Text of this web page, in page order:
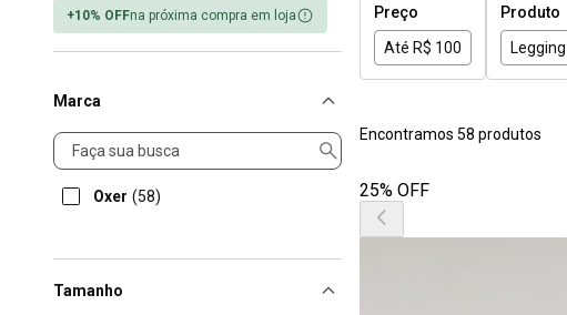
+10% OFFna próxima compra em loja
Marca
Marca
Oxer (58)
Tamanho
Preço
Até R$ 100
Produto
Legging
Encontramos 58 produtos
25% OFF